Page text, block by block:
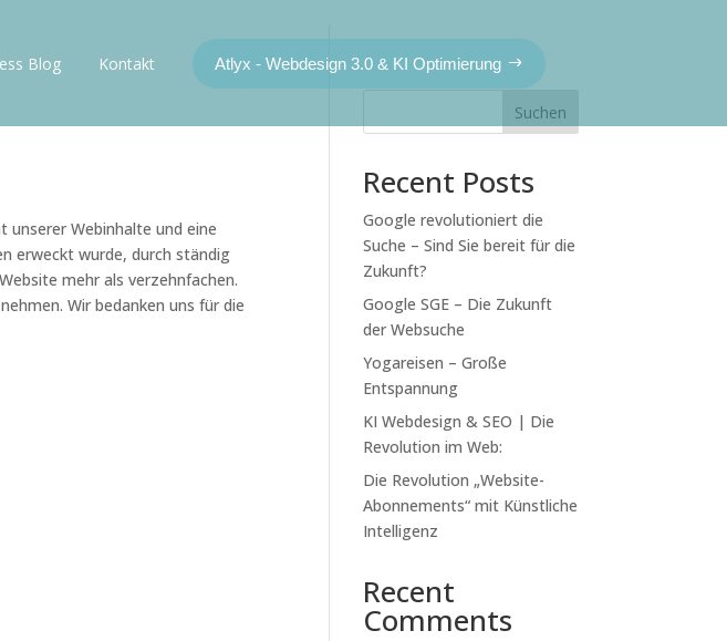
Blog Kontakt Atlyx - Webdesign 3.0 & KI Optimierung
Webinhalte und eine
erweckt wurde, durch ständig
mehr als verzehnfachen.
Wir bedanken uns für die
Suchen
Recent Posts
Google revolutioniert die
Suche – Sind Sie bereit für die
Zukunft?
Google SGE – Die Zukunft
der Websuche
Yogareisen – Große
Entspannung
KI Webdesign & SEO | Die
Revolution im Web:
Die Revolution „Website-
Abonnements“ mit Künstliche
Intelligenz
Recent
Comments